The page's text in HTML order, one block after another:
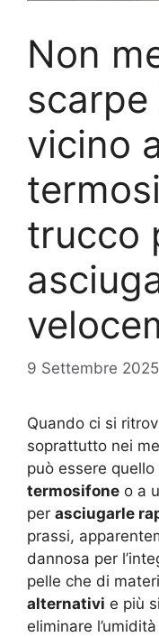
Non
vicino
trucco
9 Settembre 2025
Quando ci si
soprattutto nei
può essere
termosifone o a
per asciugarle
prassi,
dannosa per
pelle che di
alternativi e più
eliminare